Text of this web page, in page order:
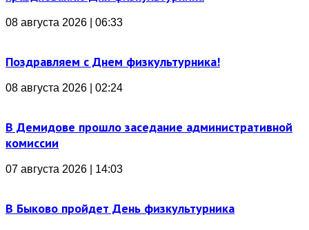
08 августа 2026 | 06:33
Поздравляем с Днем физкультурника!
08 августа 2026 | 02:24
В Демидове прошло заседание административной
комиссии
07 августа 2026 | 14:03
В Быково пройдет День физкультурника